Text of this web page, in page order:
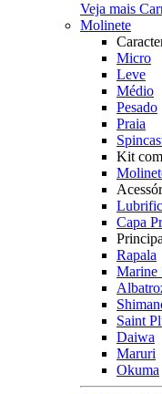
Veja mais
Molinete
Micro
Leve
Médio
Pesado
Praia
Kit
Capa
Rapala
Marine
Saint
Daiwa
Maruri
Okuma